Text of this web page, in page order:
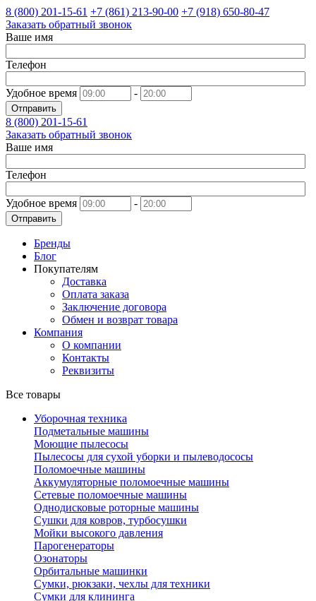
8 (800) 201-15-61 +7 (861) 213-90-00 +7 (918) 650-80-47
Заказать обратный звонок
Ваше имя
Телефон
Удобное время -
Отправить
8 (800) 201-15-61
Заказать обратный звонок
Ваше имя
Телефон
Удобное время -
Отправить
Бренды
Блог
Покупателям
Доставка
Оплата заказа
Заключение договора
Обмен и возврат товара
Компания
О компании
Контакты
Реквизиты
Все товары
Уборочная техника
Подметальные машины
Моющие пылесосы
Пылесосы для сухой уборки и пылеводососы
Поломоечные машины
Аккумуляторные поломоечные машины
Сетевые поломоечные машины
Однодисковые роторные машины
Сушки для ковров, турбосушки
Мойки высокого давления
Парогенераторы
Озонаторы
Орбитальные машинки
Сумки, рюкзаки, чехлы для техники
Сумки для клининга